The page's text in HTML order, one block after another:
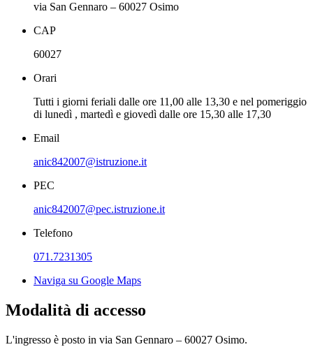
via San Gennaro – 60027 Osimo
CAP
60027
Orari
Tutti i giorni feriali dalle ore 11,00 alle 13,30 e nel pomeriggio
di lunedì , martedì e giovedì dalle ore 15,30 alle 17,30
Email
anic842007@istruzione.it
PEC
anic842007@pec.istruzione.it
Telefono
071.7231305
Naviga su Google Maps
Modalità di accesso
L'ingresso è posto in via San Gennaro – 60027 Osimo.